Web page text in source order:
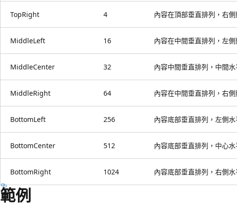
TopRight 4 內容在頂部垂直排列，右側
MiddleLeft 16 內容在中間垂直排列，左側
MiddleCenter 32 內容中間垂直排列，中間水
MiddleRight 64 內容在中間垂直排列，右側
BottomLeft 256 內容底部垂直排列，左側水
BottomCenter 512 內容底部垂直排列，中心水
BottomRight 1024 內容底部垂直排列，右側水
範例